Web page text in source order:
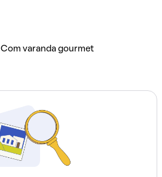
Com varanda gourmet